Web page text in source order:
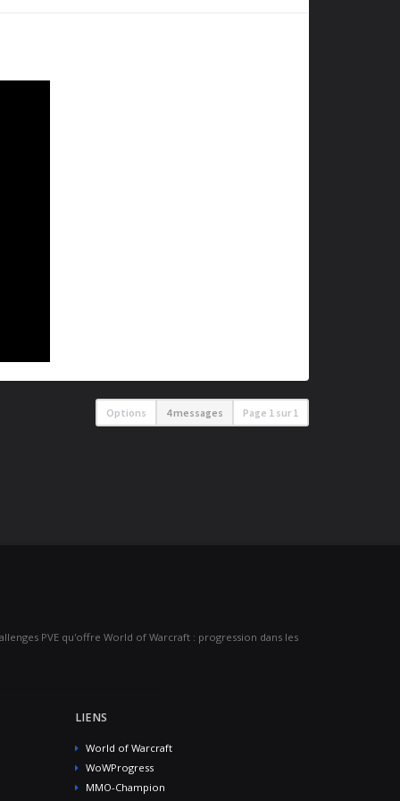
Options 4 messages Page 1 sur 1
PVE qu'offre World of Warcraft : progression dans les
LIENS
World of Warcraft
WoWProgress
MMO-Champion